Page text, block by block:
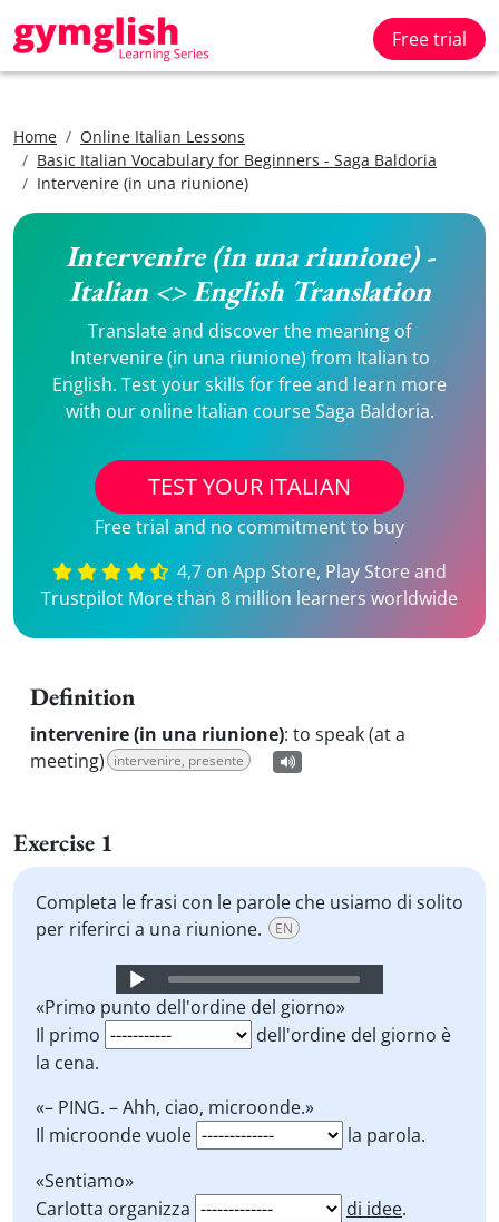
Free trial
Home
Online Italian Lessons
Basic Italian Vocabulary for Beginners - Saga Baldoria
Intervenire (in una riunione)
Intervenire (in una riunione) -
Italian <> English Translation
Translate and discover the meaning of
Intervenire (in una riunione) from Italian to
English. Test your skills for free and learn more
with our online Italian course Saga Baldoria.
TEST YOUR ITALIAN
Free trial and no commitment to buy
4,7 on App Store, Play Store and
Trustpilot More than 8 million learners worldwide
Definition
intervenire (in una riunione): to speak (at a
meeting) intervenire, presente
Exercise 1
Completa le frasi con le parole che usiamo di solito
per riferirci a una riunione.
EN
Audio
Player
«Primo punto dell'ordine del giorno»
Il primo
dell'ordine del giorno è
la cena.
«– PING. – Ahh, ciao, microonde.»
Il microonde vuole
la parola.
«Sentiamo»
Carlotta organizza
di idee.